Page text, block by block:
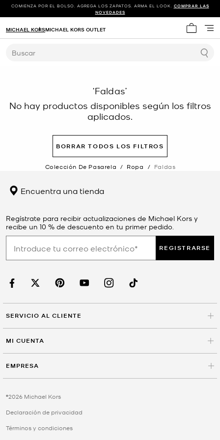
COMIENZA POR EL BOLSO. AGREGA LOS ZAPATOS. ARMA EL LOOK. COMPRAR LAS
NOVEDADES
Mi
MICHAEL KORSMICHAEL KORS OUTLET
Buscar
‘Faldas’
No hay productos disponibles según los filtros
aplicados.
BORRAR TODOS LOS FILTROS
Colección De Pasarela / Ropa / Faldas
Encuentra una tienda
Regístrate para recibir actualizaciones de Michael Kors y
recibe un 10 % de descuento en tu primer pedido.
REGISTRARSE
SERVICIO AL CLIENTE
MI CUENTA
EMPRESA
©2026 Michael Kors
Declaración de privacidad
Términos y condiciones